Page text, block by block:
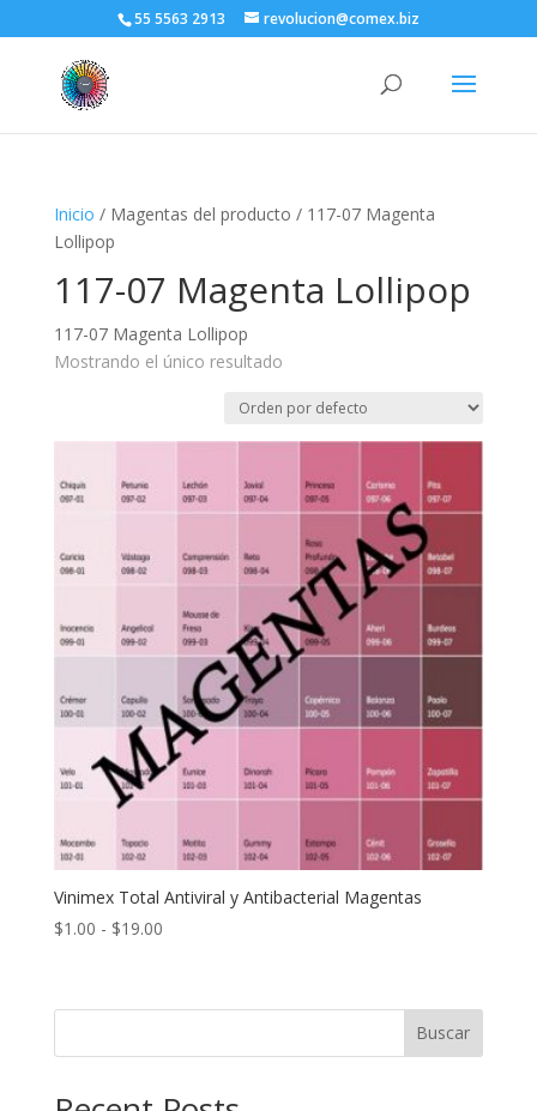
55 5563 2913 revolucion@comex.biz
Inicio / Magentas del producto / 117-07 Magenta
Lollipop
117-07 Magenta Lollipop
117-07 Magenta Lollipop
Mostrando el único resultado
Vinimex Total Antiviral y Antibacterial Magentas
$1.00 - $19.00Rango
desde
Buscar